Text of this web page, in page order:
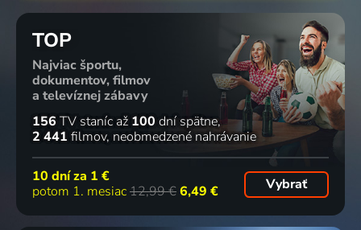
TOP
Najviac športu,
dokumentov, filmov
a televíznej zábavy
156 TV staníc až 100 dní spätne
2 441 filmov neobmedzené nahrávanie
10 dní za 1 €
potom 1. mesiac12,99 €6,49 € Vybrať